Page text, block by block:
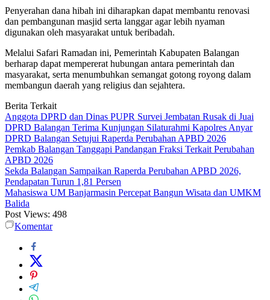
Penyerahan dana hibah ini diharapkan dapat membantu renovasi
dan pembangunan masjid serta langgar agar lebih nyaman
digunakan oleh masyarakat untuk beribadah.
Melalui Safari Ramadan ini, Pemerintah Kabupaten Balangan
berharap dapat mempererat hubungan antara pemerintah dan
masyarakat, serta menumbuhkan semangat gotong royong dalam
membangun daerah yang religius dan sejahtera.
Berita Terkait
Anggota DPRD dan Dinas PUPR Survei Jembatan Rusak di Juai
DPRD Balangan Terima Kunjungan Silaturahmi Kapolres Anyar
DPRD Balangan Setujui Raperda Perubahan APBD 2026
Pemkab Balangan Tanggapi Pandangan Fraksi Terkait Perubahan
APBD 2026
Sekda Balangan Sampaikan Raperda Perubahan APBD 2026,
Pendapatan Turun 1,81 Persen
Mahasiswa UM Banjarmasin Percepat Bangun Wisata dan UMKM
Balida
Post Views: 498
Komentar